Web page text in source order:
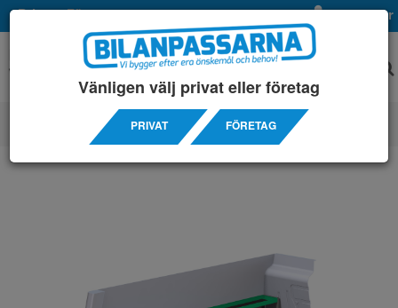
Privat Företag Mina sidor
SERVICEINREDNINGAR/ RENAULT / MASTER L3H2
Vänligen välj privat eller företag
PRIVAT FÖRETAG